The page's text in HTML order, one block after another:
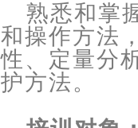
熟悉和掌
和操作方法
性、定量分
护方法。